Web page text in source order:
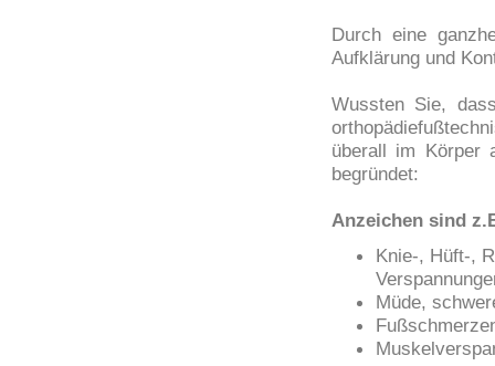
Durch eine
Aufklärung und
Wussten Sie,
überall im Körper
begründet:
Anzeichen sind
Knie-, Hüft-,
Müde,